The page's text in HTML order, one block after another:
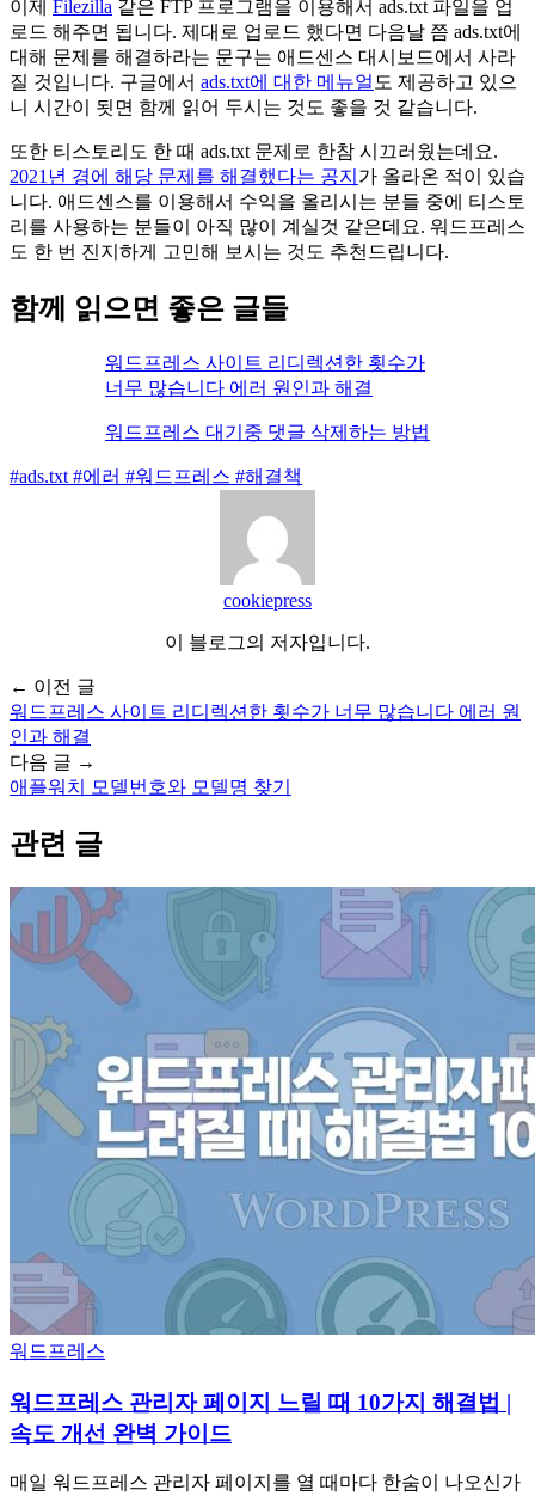
이제 Filezilla 같은 FTP 프로그램을 이용해서 ads.txt 파일을 업
로드 해주면 됩니다. 제대로 업로드 했다면 다음날 쯤 ads.txt에
대해 문제를 해결하라는 문구는 애드센스 대시보드에서 사라
질 것입니다. 구글에서 ads.txt에 대한 메뉴얼 도 제공하고 있으
니 시간이 됫면 함께 읽어 두시는 것도 좋을 것 같습니다.
또한 티스토리도 한 때 ads.txt 문제로 한참 시끄러웠는데요.
2021년 경에 해당 문제를 해결했다는 공지 가 올라온 적이 있습
니다. 애드센스를 이용해서 수익을 올리시는 분들 중에 티스토
리를 사용하는 분들이 아직 많이 계실것 같은데요. 워드프레스
도 한 번 진지하게 고민해 보시는 것도 추천드립니다.
함께 읽으면 좋은 글들
워드프레스 사이트 리디렉션한 횟수가
너무 많습니다 에러 원인과 해결
워드프레스 대기중 댓글 삭제하는 방법
#ads.txt #에러 #워드프레스 #해결책
cookiepress
이 블로그의 저자입니다.
← 이전 글
워드프레스 사이트 리디렉션한 횟수가 너무 많습니다 에러 원
인과 해결
다음 글 →
애플워치 모델번호와 모델명 찾기
관련 글
워드프레스
워드프레스 관리자 페이지 느릴 때 10가지 해결법 |
속도 개선 완벽 가이드
매일 워드프레스 관리자 페이지를 열 때마다 한숨이 나오신가